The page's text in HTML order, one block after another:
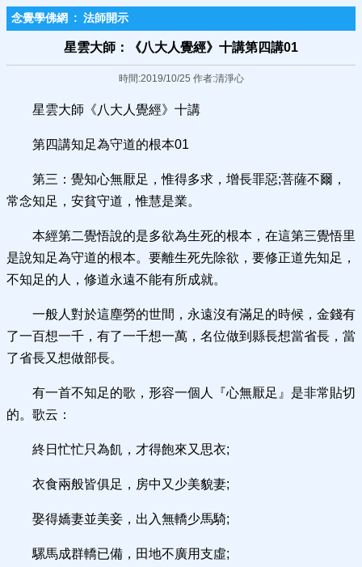
念覺學佛網 : 法師開示
星雲大師：《八大人覺經》十講第四講01
時間:2019/10/25 作者:清淨心
星雲大師《八大人覺經》十講
第四講知足為守道的根本01
第三：覺知心無厭足，惟得多求，增長罪惡;菩薩不爾，
常念知足，安貧守道，惟慧是業。
本經第二覺悟說的是多欲為生死的根本，在這第三覺悟里
是說知足為守道的根本。要離生死先除欲，要修正道先知足，
不知足的人，修道永遠不能有所成就。
一般人對於這塵勞的世間，永遠沒有滿足的時候，金錢有
了一百想一千，有了一千想一萬，名位做到縣長想當省長，當
了省長又想做部長。
有一首不知足的歌，形容一個人『心無厭足』是非常貼切
的。歌云：
終日忙忙只為飢，才得飽來又思衣;
衣食兩般皆俱足，房中又少美貌妻;
娶得嬌妻並美妾，出入無轎少馬騎;
騾馬成群轎已備，田地不廣用支虛;